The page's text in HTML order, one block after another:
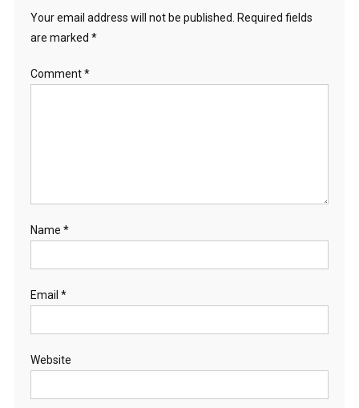
Your email address will not be published. Required fields
are marked *
Comment*
Name *
Email *
Website